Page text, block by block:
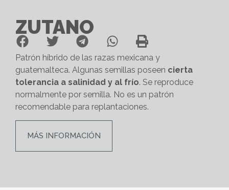
ZUTANO
Patrón híbrido de las razas mexicana y
guatemalteca. Algunas semillas poseen cierta
tolerancia a salinidad y al frío. Se reproduce
normalmente por semilla. No es un patrón
recomendable para replantaciones.
MÁS INFORMACIÓN